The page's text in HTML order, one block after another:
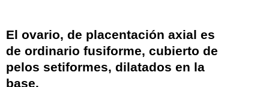
El ovario, de placentación axial es
de ordinario fusiforme, cubierto de
pelos setiformes, dilatados en la
base.